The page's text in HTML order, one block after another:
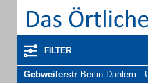
FILTER
Gebweilerstr Berlin Dahlem - Unternehmen